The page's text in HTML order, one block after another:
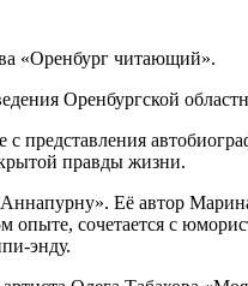
«Оренбург читающий».
Оренбургской
с представления
правды жизни.
Её автор
опыте, сочетается с
энду.